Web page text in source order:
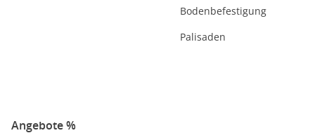
Bodenbefestigung
Palisaden
Angebote %